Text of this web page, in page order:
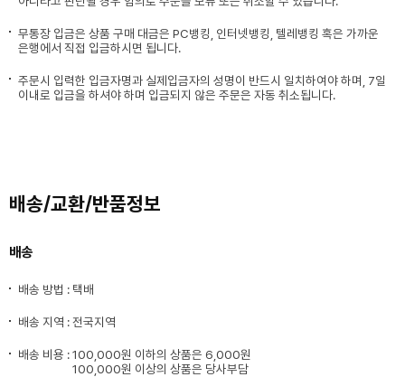
무통장 입금은 상품 구매 대금은 PC뱅킹, 인터넷뱅킹, 텔레뱅킹 혹은 가까운
은행에서 직접 입금하시면 됩니다.
주문시 입력한 입금자명과 실제입금자의 성명이 반드시 일치하여야 하며, 7일
이내로 입금을 하셔야 하며 입금되지 않은 주문은 자동 취소됩니다.
배송/교환/반품정보
배송
배송 방법 : 택배
배송 지역 : 전국지역
배송 비용 :100,000원 이하의 상품은 6,000원
100,000원 이상의 상품은 당사부담